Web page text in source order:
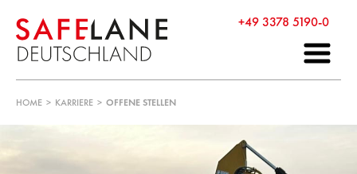
+49 3378 5190-0
HOME > KARRIERE > OFFENE STELLEN